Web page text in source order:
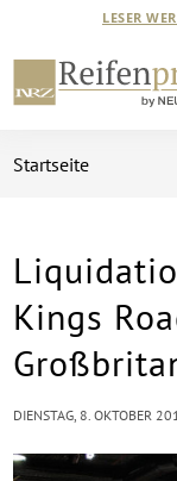
LESER
Startseite
Kings
DIENSTAG, 8. OKTOBER